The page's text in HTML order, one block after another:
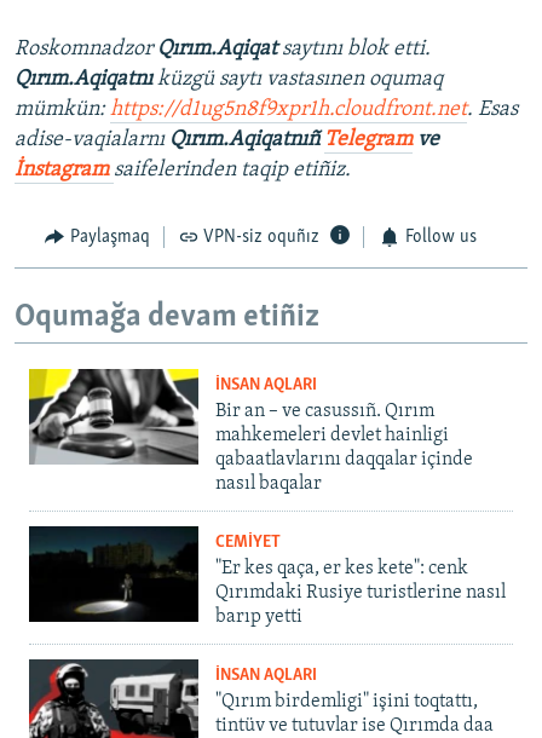
Roskomnadzor Qırım.Aqiqatsaytını blok etti.
Qırım.Aqiqatnıküzgü saytı vastasınen oqumaq
mümkün:https://d1ug5n8f9xpr1h.cloudfront.net. Esas
adise-vaqialarnı Qırım.Aqiqatnıñ Telegramve
İnstagram saifelerinden taqip etiñiz.
Paylaşmaq VPN-siz oquñız Follow us
Oqumağa devam etiñiz
İNSAN AQLARI
Bir an – ve casussıñ. Qırım
mahkemeleri devlet hainligi
qabaatlavlarını daqqalar içinde
nasıl baqalar
CEMİYET
"Er kes qaça, er kes kete": cenk
Qırımdaki Rusiye turistlerine nasıl
barıp yetti
İNSAN AQLARI
"Qırım birdemligi" işini toqtattı,
tintüv ve tutuvlar ise Qırımda daa